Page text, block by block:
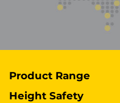
Product Range
Height Safety